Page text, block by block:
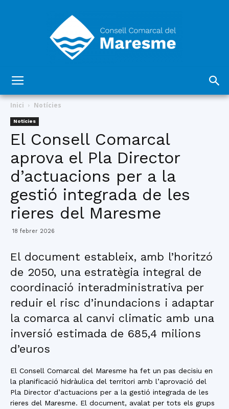
Comarcal
del
Inici Notícies
Notícies
El Consell Comarcal
aprova el Pla Director
d’actuacions per a la
gestió integrada de les
rieres del Maresme
18 febrer 2026
El document estableix, amb l’horitzó
de 2050, una estratègia integral de
coordinació interadministrativa per
reduir el risc d’inundacions i adaptar
la comarca al canvi climatic amb una
inversió estimada de 685,4 milions
d’euros
El Consell Comarcal del Maresme ha fet un pas decisiu en
la planificació hidràulica del territori amb l’aprovació del
Pla Director d’actuacions per a la gestió integrada de les
rieres del Maresme. El document, avalat per tots els grups